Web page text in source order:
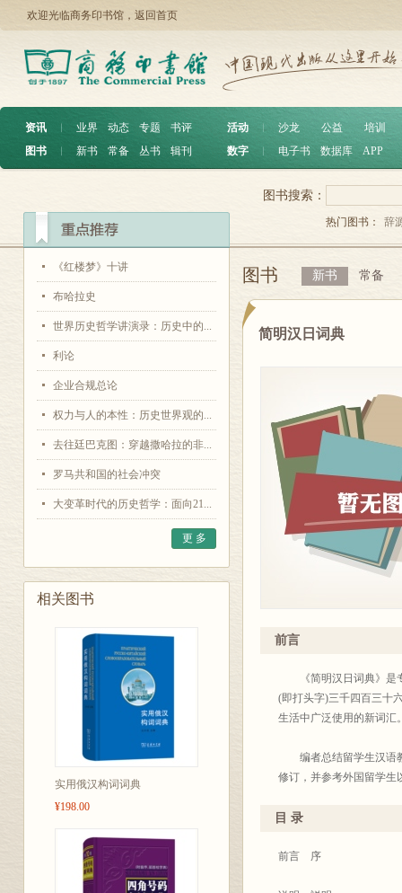
欢迎光临商务印书馆， 返回首页
资讯 ︱ 业界 动态 专题
书评
图书
︱ 新书 常备 丛书 辑刊
活动 沙龙 公益
培训
数字
电子书 数据库 APP
《红楼梦》十讲
布哈拉史
世界历史哲学讲演录：历史中的...
利论
企业合规总论
权力与人的本性：历史世界观的...
去往廷巴克图：穿越撒哈拉的非...
罗马共和国的社会冲突
大变革时代的历史哲学：面向21...
更 多
相关图书
实用俄汉构词词典
¥198.00
图书搜索：
热门图书： 辞
图书 新书 常备
简明汉日词典
前言
《简明汉日词典》是专
(即打头字)三千四百三十
生活中广泛使用的新词汇
编者总结留学生汉语教
修订，并参考外国留学生
教授也参加了部分修改工
目 录
前言 序